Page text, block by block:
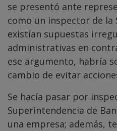
se presentó ante
como un inspector de la
existían supuestas
administrativas en
ese argumento, habría
cambio de evitar
Se hacía pasar por
Superintendencia de
una empresa; además,